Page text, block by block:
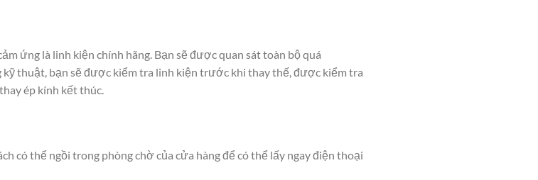
ứng là linh kiện chính hãng. Bạn sẽ được quan sát toàn bộ quá
thuật, bạn sẽ được kiểm tra linh kiện trước khi thay thế, được kiểm tra
ép kính kết thúc.
có thể ngồi trong phòng chờ của cửa hàng để có thể lấy ngay điện thoại